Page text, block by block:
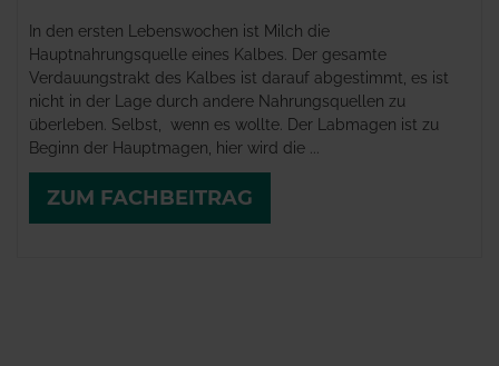
In den ersten Lebenswochen ist Milch die
Hauptnahrungsquelle eines Kalbes. Der gesamte
Verdauungstrakt des Kalbes ist darauf abgestimmt, es ist
nicht in der Lage durch andere Nahrungsquellen zu
überleben. Selbst, wenn es wollte. Der Labmagen ist zu
Beginn der Hauptmagen, hier wird die ...
ZUM FACHBEITRAG